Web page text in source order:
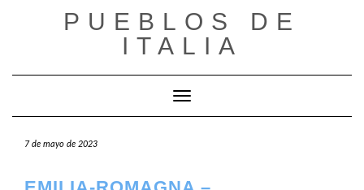
PUEBLOS DE
ITALIA
Cambiar modo de navegación
7 de mayo de 2023